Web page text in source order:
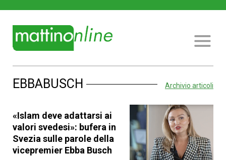
EBBABUSCH Archivio articoli
«Islam deve adattarsi ai
valori svedesi»: bufera in
Svezia sulle parole della
vicepremier Ebba Busch